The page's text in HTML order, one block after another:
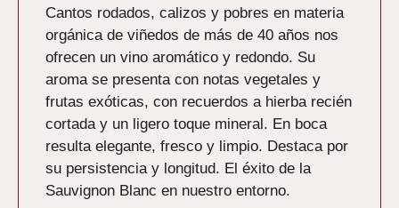
Cantos rodados, calizos y pobres en materia
orgánica de viñedos de más de 40 años nos
ofrecen un vino aromático y redondo. Su
aroma se presenta con notas vegetales y
frutas exóticas, con recuerdos a hierba recién
cortada y un ligero toque mineral. En boca
resulta elegante, fresco y limpio. Destaca por
su persistencia y longitud. El éxito de la
Sauvignon Blanc en nuestro entorno.